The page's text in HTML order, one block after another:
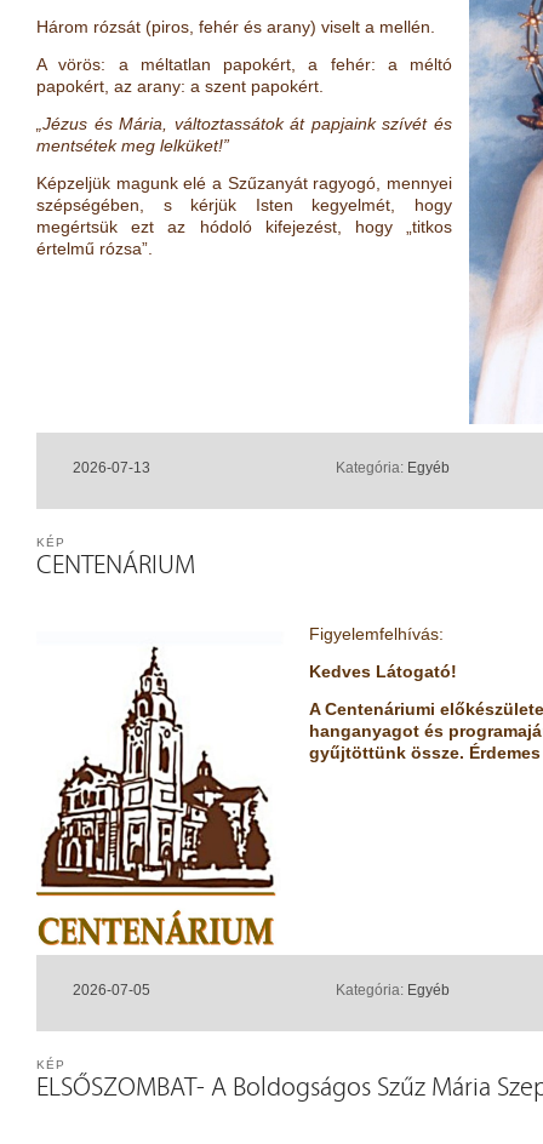
Három rózsát (piros, fehér és arany) viselt a mellén.
A vörös: a méltatlan papokért, a fehér: a méltó
papokért, az arany: a szent papokért.
„Jézus és Mária, változtassátok át papjaink szívét és
mentsétek meg lelküket!”
Képzeljük magunk elé a Szűzanyát ragyogó, mennyei
szépségében, s kérjük Isten kegyelmét, hogy
megértsük ezt az hódoló kifejezést, hogy „titkos
értelmű rózsa”.
2026-07-13 Kategória: Egyéb
CENTENÁRIUM
KÉP
Figyelemfelhívás:
Kedves Látogató!
A Centenáriumi
hanganyagot és
gyűjtöttünk össze.
2026-07-05 Kategória: Egyéb
ELSŐSZOMBAT- A Boldogságos Szűz Mária
KÉP